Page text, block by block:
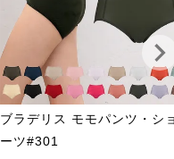
ブラデリス モモパンツ・シ
ーツ#301